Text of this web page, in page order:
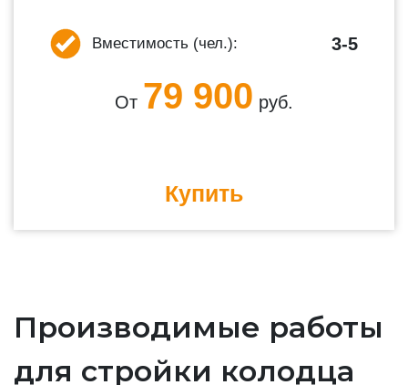
Вместимость (чел.): 3-5
От 79 900 руб.
Купить
Производимые работы
для стройки колодца